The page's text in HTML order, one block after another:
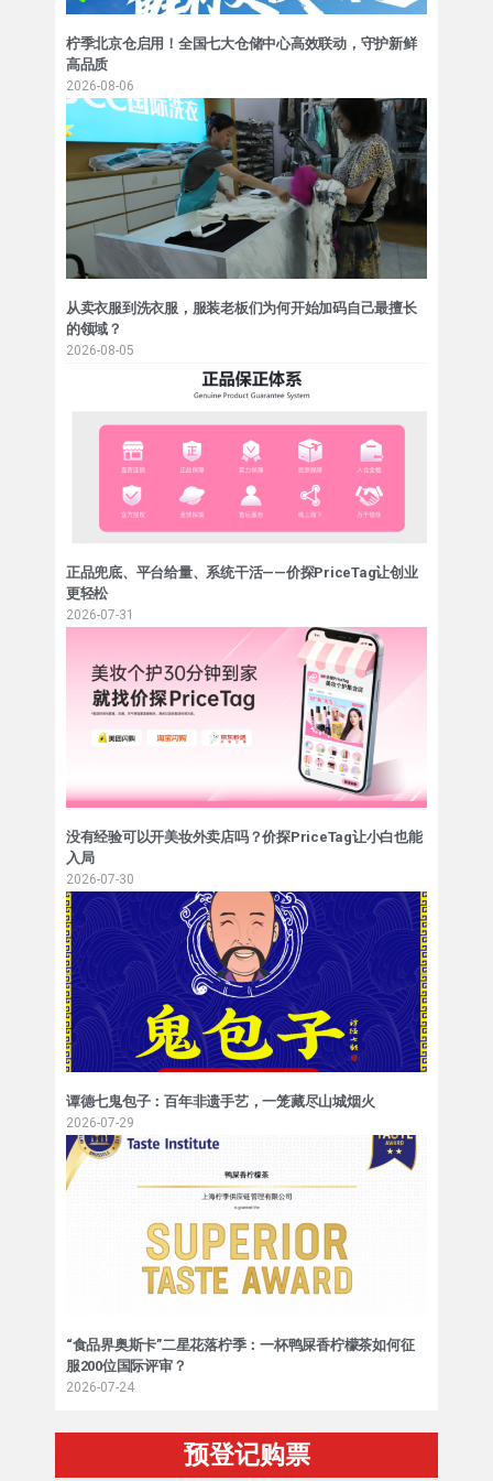
柠季北京仓启用！全国七大仓储中心高效联动，守护新鲜
高品质
2026-08-06
从卖衣服到洗衣服，服装老板们为何开始加码自己最擅长
的领域？
2026-08-05
正品兜底、平台给量、系统干活——价探PriceTag让创业
更轻松
2026-07-31
没有经验可以开美妆外卖店吗？价探PriceTag让小白也能
入局
2026-07-30
谭德七鬼包子：百年非遗手艺，一笼藏尽山城烟火
2026-07-29
“食品界奥斯卡”二星花落柠季：一杯鸭屎香柠檬茶如何征
服200位国际评审？
2026-07-24
预登记购票